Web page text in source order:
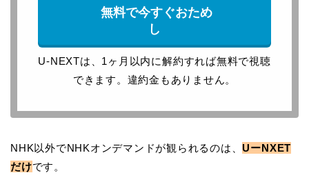
無料で今すぐおため
し
U-NEXTは、1ヶ月以内に解約すれば無料で視聴
できます。違約金もありません。
NHK以外でNHKオンデマンドが観られるのは、UーNXET
だけです。